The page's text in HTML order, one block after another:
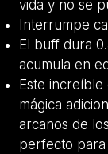
vida y no se
Interrumpe
El buff dura
acumula en
Este
mágica
arcanos de
perfecto